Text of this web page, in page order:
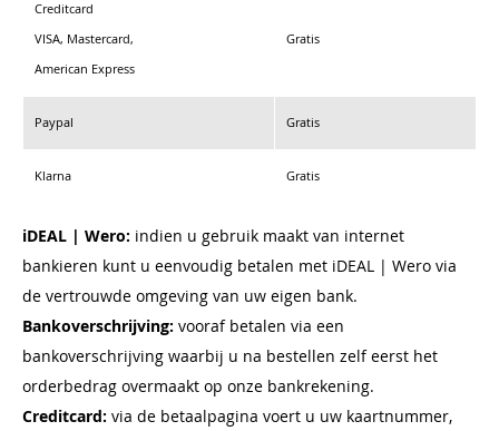
Creditcard
VISA, Mastercard,
American Express
Gratis
Paypal Gratis
Klarna Gratis
iDEAL | Wero: indien u gebruik maakt van internet
bankieren kunt u eenvoudig betalen met iDEAL | Wero via
de vertrouwde omgeving van uw eigen bank.
Bankoverschrijving: vooraf betalen via een
bankoverschrijving waarbij u na bestellen zelf eerst het
orderbedrag overmaakt op onze bankrekening.
Creditcard: via de betaalpagina voert u uw kaartnummer,